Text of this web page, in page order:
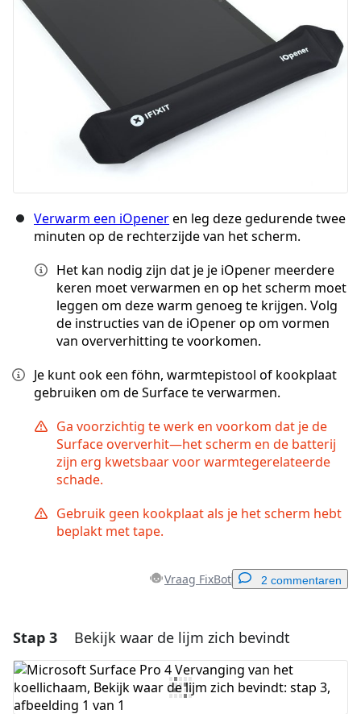
Plaats opmerking
Verwarm een iOpeneren leg deze gedurende twee
minuten op de rechterzijde van het scherm.
Het kan nodig zijn dat je je iOpener meerdere
keren moet verwarmen en op het scherm moet
leggen om deze warm genoeg te krijgen. Volg
de instructies van de iOpener op om vormen
van oververhitting te voorkomen.
Je kunt ook een föhn, warmtepistool of kookplaat
gebruiken om de Surface te verwarmen.
Ga voorzichtig te werk en voorkom dat je de
Surface oververhit—het scherm en de batterij
zijn erg kwetsbaar voor warmtegerelateerde
schade.
Gebruik geen kookplaat als je het scherm hebt
beplakt met tape.
Vraag FixBot 2 commentaren
Voeg een opmerking toe
Voeg opmerking toe
Stap 3 Bekijk waar de lijm zich bevindt